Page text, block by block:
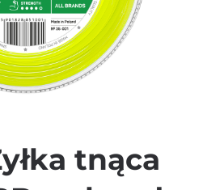
tnąca